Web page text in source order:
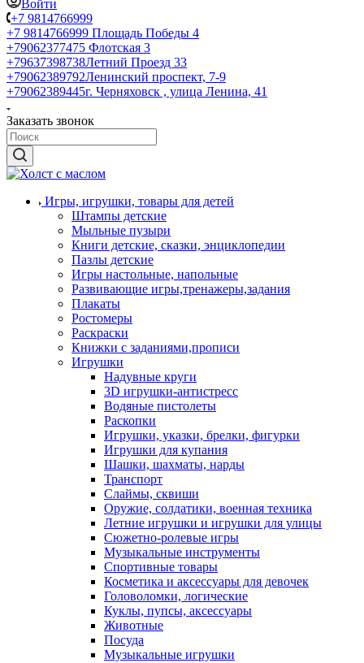
Войти
+7 9814766999
+7 9814766999 Площадь Победы 4
+79062377475 Флотская 3
+79637398738Летний Проезд 33
+79062389792Ленинский проспект, 7-9
+79062389445г. Черняховск , улица Ленина, 41
Заказать звонок
Игры, игрушки, товары для детей
Штампы детские
Мыльные пузыри
Книги детские, сказки, энциклопедии
Пазлы детские
Игры настольные, напольные
Развивающие игры,тренажеры,задания
Плакаты
Ростомеры
Раскраски
Книжки с заданиями,прописи
Игрушки
Надувные круги
3D игрушки-антистресс
Водяные пистолеты
Раскопки
Игрушки, указки, брелки, фигурки
Игрушки для купания
Шашки, шахматы, нарды
Транспорт
Слаймы, сквиши
Оружие, солдатики, военная техника
Летние игрушки и игрушки для улицы
Сюжетно-ролевые игры
Музыкальные инструменты
Спортивные товары
Косметика и аксессуары для девочек
Головоломки, логические
Куклы, пупсы, аксессуары
Животные
Посуда
Музыкальные игрушки